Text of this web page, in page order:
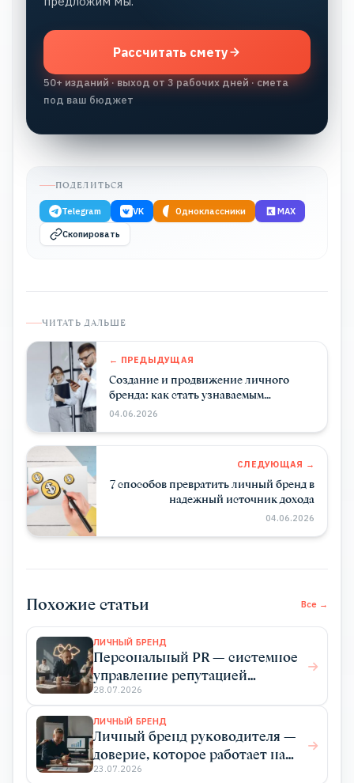
Рассчитать смету
50+ изданий · выход от 3 рабочих дней · смета
под ваш бюджет
ПОДЕЛИТЬСЯ
Telegram VK Одноклассники MAX
Скопировать
ЧИТАТЬ ДАЛЬШЕ
← ПРЕДЫДУЩАЯ
Создание и продвижение личного
бренда: как стать узнаваемым
экспертом в своей нише
04.06.2026
СЛЕДУЮЩАЯ →
7 способов превратить личный бренд в
надежный источник дохода
04.06.2026
Похожие статьи Все →
ЛИЧНЫЙ БРЕНД
Персональный PR — системное
управление репутацией
эксперта для роста дохода
28.07.2026
ЛИЧНЫЙ БРЕНД
Личный бренд руководителя —
доверие, которое работает на
бизнес
23.07.2026